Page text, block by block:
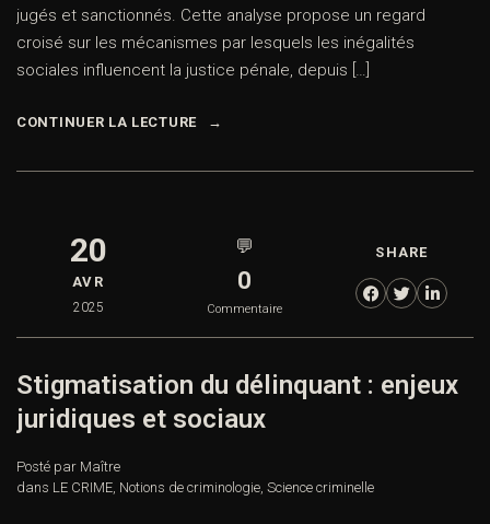
jugés et sanctionnés. Cette analyse propose un regard
croisé sur les mécanismes par lesquels les inégalités
sociales influencent la justice pénale, depuis […]
CONTINUER LA LECTURE
20
AVR
2025
💬
0
Commentaire
SHARE
Stigmatisation du délinquant : enjeux
juridiques et sociaux
Posté par Maître
dans LE CRIME, Notions de criminologie, Science criminelle